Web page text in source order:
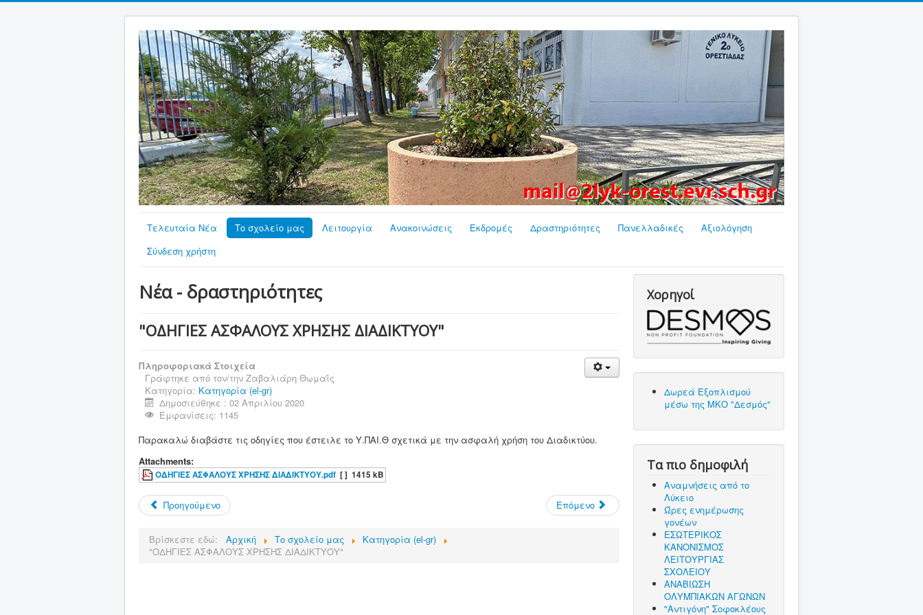
Τελευταία Νέα Το σχολείο μας Λειτουργία Ανακοινώσεις Εκδρομές Δραστηριότητες Πανελλαδικές
Αξιολόγηση
Σύνδεση χρήστη
Νέα - δραστηριότητες
"ΟΔΗΓΙΕΣ ΑΣΦΑΛΟΥΣ ΧΡΗΣΗΣ ΔΙΑΔΙΚΤΥΟΥ"
Πληροφοριακά Στοιχεία
Γράφτηκε από τον/την Ζαβαλιάρη Θωμαΐς
Κατηγορία: Κατηγορία (el-gr)
Δημοσιεύθηκε : 02 Απριλίου 2020
Εμφανίσεις: 1145
Παρακαλώ διαβάστε τις οδηγίες που έστειλε το Υ.ΠΑΙ.Θ σχετικά με την ασφαλή χρήση του Διαδικτύου.
Attachments:
ΟΔΗΓΙΕΣ ΑΣΦΑΛΟΥΣ ΧΡΗΣΗΣ ΔΙΑΔΙΚΤΥΟΥ.pdf [ ] 1415 kB
Προηγούμενο Επόμενο
Βρίσκεστε εδώ: Αρχική Το σχολείο μας
Κατηγορία (el-gr)
"ΟΔΗΓΙΕΣ ΑΣΦΑΛΟΥΣ ΧΡΗΣΗΣ ΔΙΑΔΙΚΤΥΟΥ"
Χορηγοί
Δωρεά Εξοπλισμού
μέσω της ΜΚΟ "Δεσμός"
Τα πιο δημοφιλή
Αναμνήσεις από το
Λύκειο
Ώρες ενημέρωσης
γονέων
ΕΣΩΤΕΡΙΚΟΣ
ΚΑΝΟΝΙΣΜΟΣ
ΛΕΙΤΟΥΡΓΙΑΣ
ΣΧΟΛΕΙΟΥ
ΑΝΑΒΙΩΣΗ
ΟΛΥΜΠΙΑΚΩΝ ΑΓΩΝΩΝ
"Αντιγόνη" Σοφοκλέους